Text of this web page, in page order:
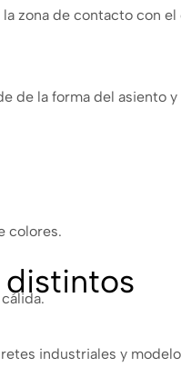
zona de contacto con el
de la forma del asiento
colores.
industriales y